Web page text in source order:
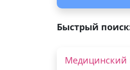
Быстрый
Медицинский